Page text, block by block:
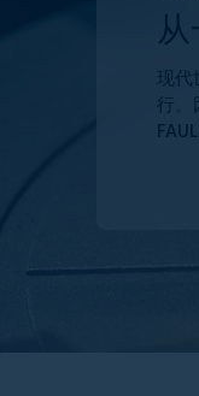
现
行。